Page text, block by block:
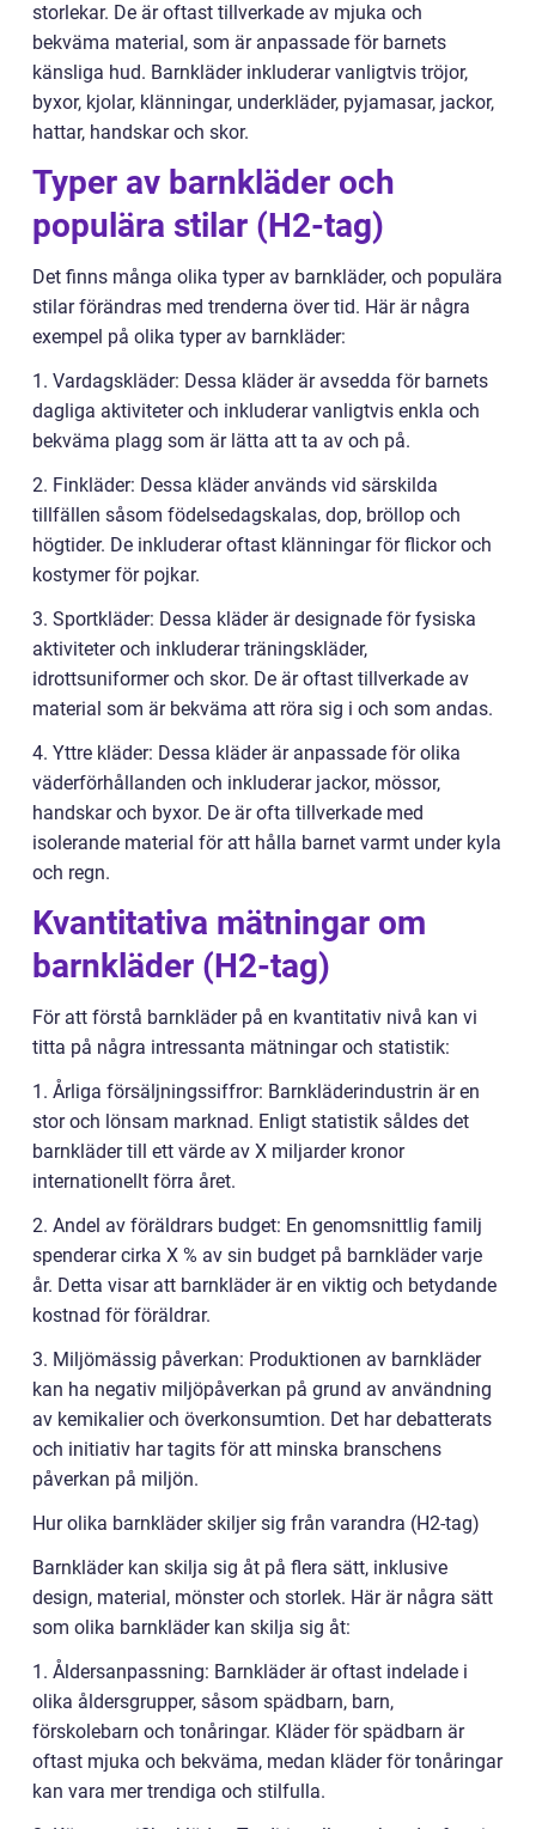
storlekar. De är oftast tillverkade av mjuka och
bekväma material, som är anpassade för barnets
känsliga hud. Barnkläder inkluderar vanligtvis tröjor,
byxor, kjolar, klänningar, underkläder, pyjamasar, jackor,
hattar, handskar och skor.
Typer av barnkläder och
populära stilar (H2-tag)
Det finns många olika typer av barnkläder, och populära
stilar förändras med trenderna över tid. Här är några
exempel på olika typer av barnkläder:
1. Vardagskläder: Dessa kläder är avsedda för barnets
dagliga aktiviteter och inkluderar vanligtvis enkla och
bekväma plagg som är lätta att ta av och på.
2. Finkläder: Dessa kläder används vid särskilda
tillfällen såsom födelsedagskalas, dop, bröllop och
högtider. De inkluderar oftast klänningar för flickor och
kostymer för pojkar.
3. Sportkläder: Dessa kläder är designade för fysiska
aktiviteter och inkluderar träningskläder,
idrottsuniformer och skor. De är oftast tillverkade av
material som är bekväma att röra sig i och som andas.
4. Yttre kläder: Dessa kläder är anpassade för olika
väderförhållanden och inkluderar jackor, mössor,
handskar och byxor. De är ofta tillverkade med
isolerande material för att hålla barnet varmt under kyla
och regn.
Kvantitativa mätningar om
barnkläder (H2-tag)
För att förstå barnkläder på en kvantitativ nivå kan vi
titta på några intressanta mätningar och statistik:
1. Årliga försäljningssiffror: Barnkläderindustrin är en
stor och lönsam marknad. Enligt statistik såldes det
barnkläder till ett värde av X miljarder kronor
internationellt förra året.
2. Andel av föräldrars budget: En genomsnittlig familj
spenderar cirka X % av sin budget på barnkläder varje
år. Detta visar att barnkläder är en viktig och betydande
kostnad för föräldrar.
3. Miljömässig påverkan: Produktionen av barnkläder
kan ha negativ miljöpåverkan på grund av användning
av kemikalier och överkonsumtion. Det har debatterats
och initiativ har tagits för att minska branschens
påverkan på miljön.
Hur olika barnkläder skiljer sig från varandra (H2-tag)
Barnkläder kan skilja sig åt på flera sätt, inklusive
design, material, mönster och storlek. Här är några sätt
som olika barnkläder kan skilja sig åt:
1. Åldersanpassning: Barnkläder är oftast indelade i
olika åldersgrupper, såsom spädbarn, barn,
förskolebarn och tonåringar. Kläder för spädbarn är
oftast mjuka och bekväma, medan kläder för tonåringar
kan vara mer trendiga och stilfulla.